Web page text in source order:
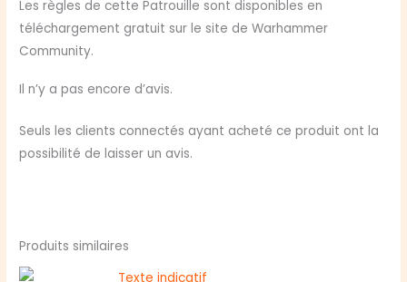
Les règles de cette Patrouille sont disponibles en
téléchargement gratuit sur le site de Warhammer
Community.
Il n’y a pas encore d’avis.
Seuls les clients connectés ayant acheté ce produit ont la
possibilité de laisser un avis.
Produits similaires